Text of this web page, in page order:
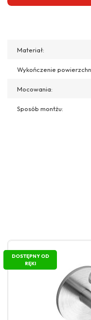
Materiał:
Wykończenie
Mocowania:
Sposób montżu:
DOSTĘPNY OD
RĘKI